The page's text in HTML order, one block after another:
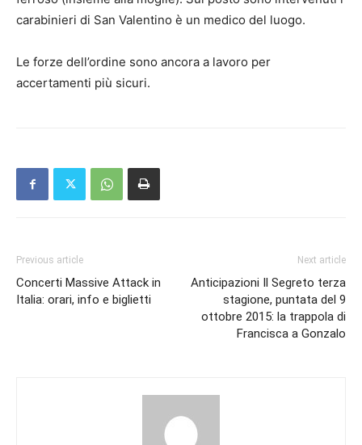
carabinieri di San Valentino è un medico del luogo.
Le forze dell’ordine sono ancora a lavoro per
accertamenti più sicuri.
Previous article
Concerti Massive Attack in
Italia: orari, info e biglietti
Next article
Anticipazioni Il Segreto terza
stagione, puntata del 9
ottobre 2015: la trappola di
Francisca a Gonzalo